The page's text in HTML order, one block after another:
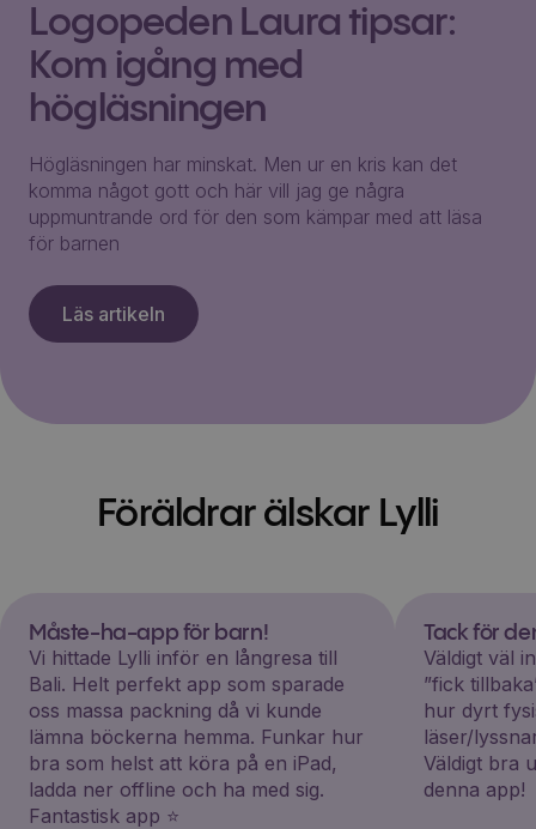
Logopeden Laura tipsar:
Kom igång med
högläsningen
Högläsningen har minskat. Men ur en kris kan det
komma något gott och här vill jag ge några
uppmuntrande ord för den som kämpar med att läsa
för barnen
Läs artikeln
Föräldrar älskar Lylli
Måste-ha-app för barn!
Vi hittade Lylli inför en långresa till
Bali. Helt perfekt app som sparade
oss massa packning då vi kunde
lämna böckerna hemma. Funkar hur
bra som helst att köra på en iPad,
ladda ner offline och ha med sig.
Fantastisk app ⭐️
Tack för
Väldigt väl
”fick
hur dyrt
läser/
Väldigt bra
denna app!